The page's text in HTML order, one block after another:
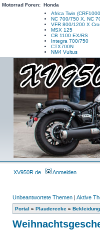
Motorrad Foren: Honda
Africa Twin
NC 700/750 X, NC
VFR 800/1200 X
MSX 125
CB 1100 EX/RS
Integra 700/750
CTX700N
NM4 Vultus
XV950R.de Anmelden
Unbeantwortete Themen | Aktive
Portal » Plauderecke » Bekleidung